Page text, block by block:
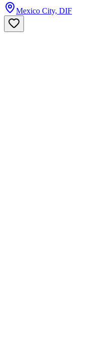
Mexico City, DIF